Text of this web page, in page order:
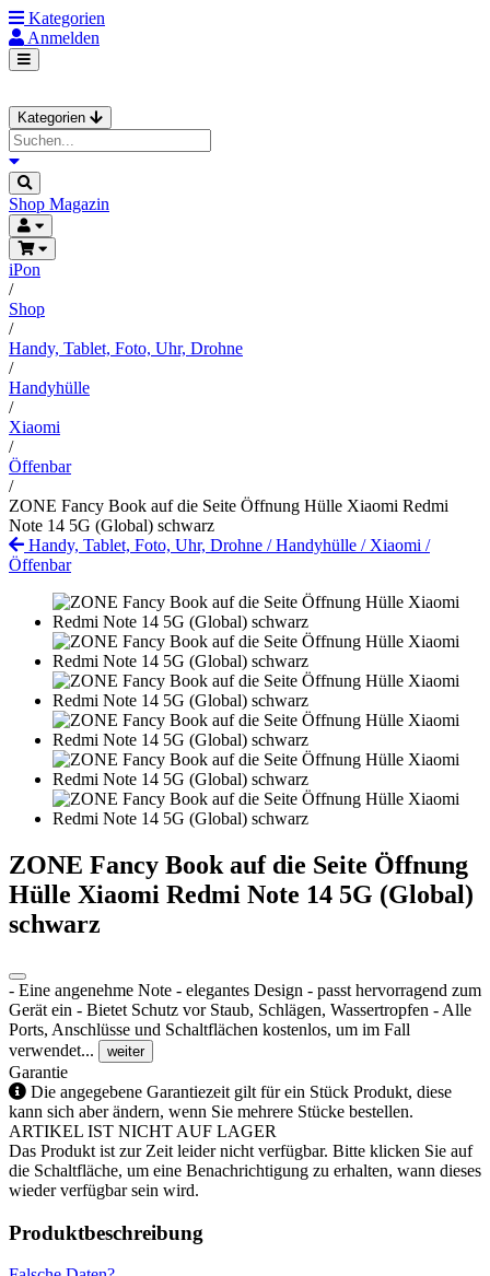
Kategorien
Anmelden
Kategorien
Shop Magazin
iPon
/
Shop
/
Handy, Tablet, Foto, Uhr, Drohne
/
Handyhülle
/
Xiaomi
/
Öffenbar
/
ZONE Fancy Book auf die Seite Öffnung Hülle Xiaomi Redmi
Note 14 5G (Global) schwarz
Handy, Tablet, Foto, Uhr, Drohne /Handyhülle / Xiaomi /
Öffenbar
ZONE Fancy Book auf die Seite Öffnung
Hülle Xiaomi Redmi Note 14 5G (Global)
schwarz
- Eine angenehme Note - elegantes Design - passt hervorragend zum
Gerät ein - Bietet Schutz vor Staub, Schlägen, Wassertropfen - Alle
Ports, Anschlüsse und Schaltflächen kostenlos, um im Fall
verwendet...
weiter
Garantie
Die angegebene Garantiezeit gilt für ein Stück Produkt, diese
kann sich aber ändern, wenn Sie mehrere Stücke bestellen.
ARTIKEL IST NICHT AUF LAGER
Das Produkt ist zur Zeit leider nicht verfügbar. Bitte klicken Sie auf
die Schaltfläche, um eine Benachrichtigung zu erhalten, wann dieses
wieder verfügbar sein wird.
Produktbeschreibung